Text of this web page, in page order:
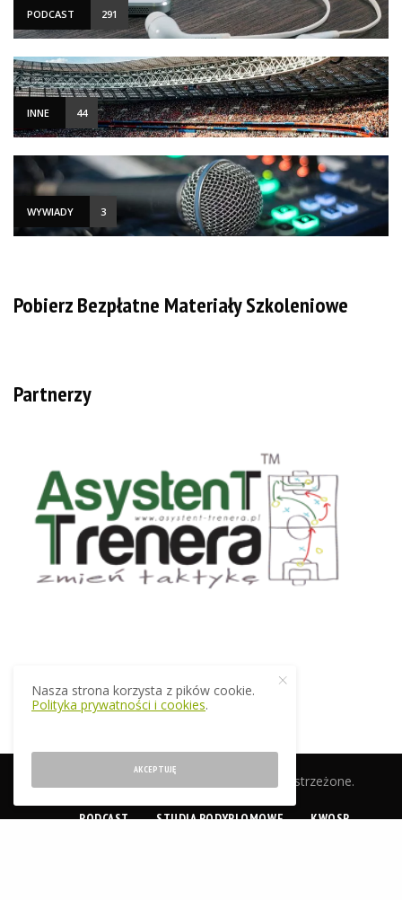
PODCAST 291
INNE 44
WYWIADY 3
Pobierz Bezpłatne Materiały Szkoleniowe
Partnerzy
© 2019 EkstraTrener.pl. Wszelkie prawa zastrzeżone.
PODCAST STUDIA PODYPLOMOWE KWOSP
Nasza strona korzysta z pików cookie.
Polityka prywatności i cookies.
AKCEPTUJĘ